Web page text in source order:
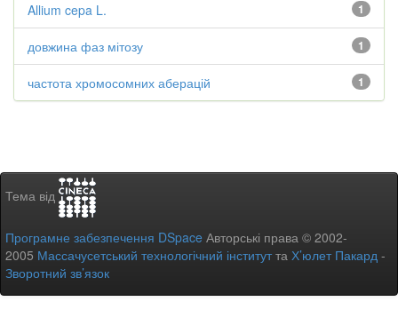
1
Allium cepa L.
1
довжина фаз мітозу
1
частота хромосомних аберацій
Тема від
Програмне забезпечення DSpace Авторські права © 2002-
2005 Массачусетський технологічний інститутта Х’юлет Пакард -
Зворотний зв’язок